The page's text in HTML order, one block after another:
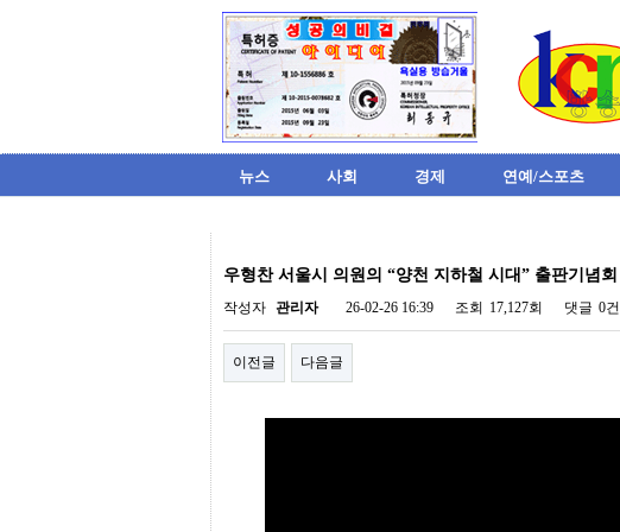
뉴스 사회 경제 연예/스포츠
탑-
시
리
스
구
우형찬 서울시 의원의 “양천 지하철 시대” 출판기념회
작성자 관리자 26-02-26 16:39 조회 17,127회 댓글 0건
이전글 다음글